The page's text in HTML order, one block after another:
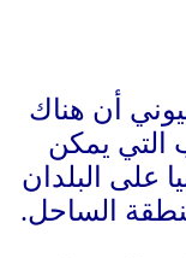
أن هناك
التي يمكن
على البلدان
الساحل.